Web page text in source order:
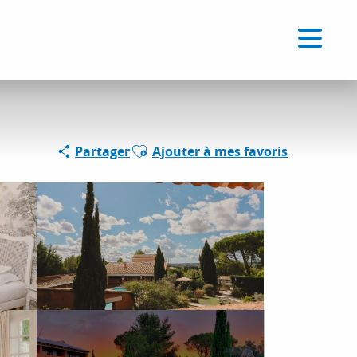
PartagerAjouter aux favoris
Ajouter à mes favoris